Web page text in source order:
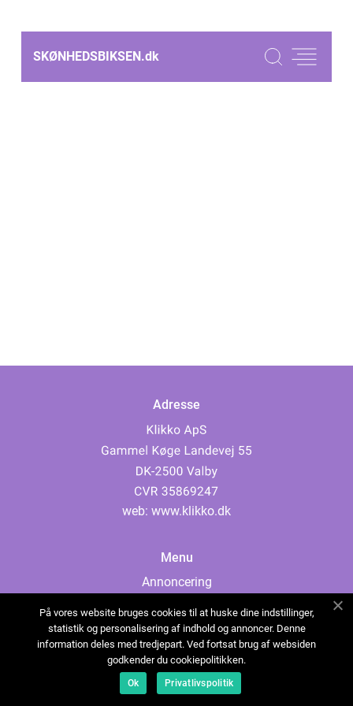
SKØNHEDSBIKSEN.dk
Adresse
web: www.klikko.dk
Menu
Annoncering
Cookies
Kontakt os
Sitemap
På vores website bruges cookies til at huske dine indstillinger,
statistik og personalisering af indhold og annoncer. Denne
information deles med tredjepart. Ved fortsat brug af websiden
godkender du cookiepolitikken.
Ok Privatlivspolitik